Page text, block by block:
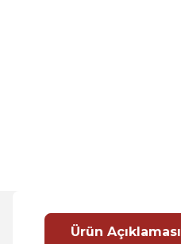
Ürün Açıklaması